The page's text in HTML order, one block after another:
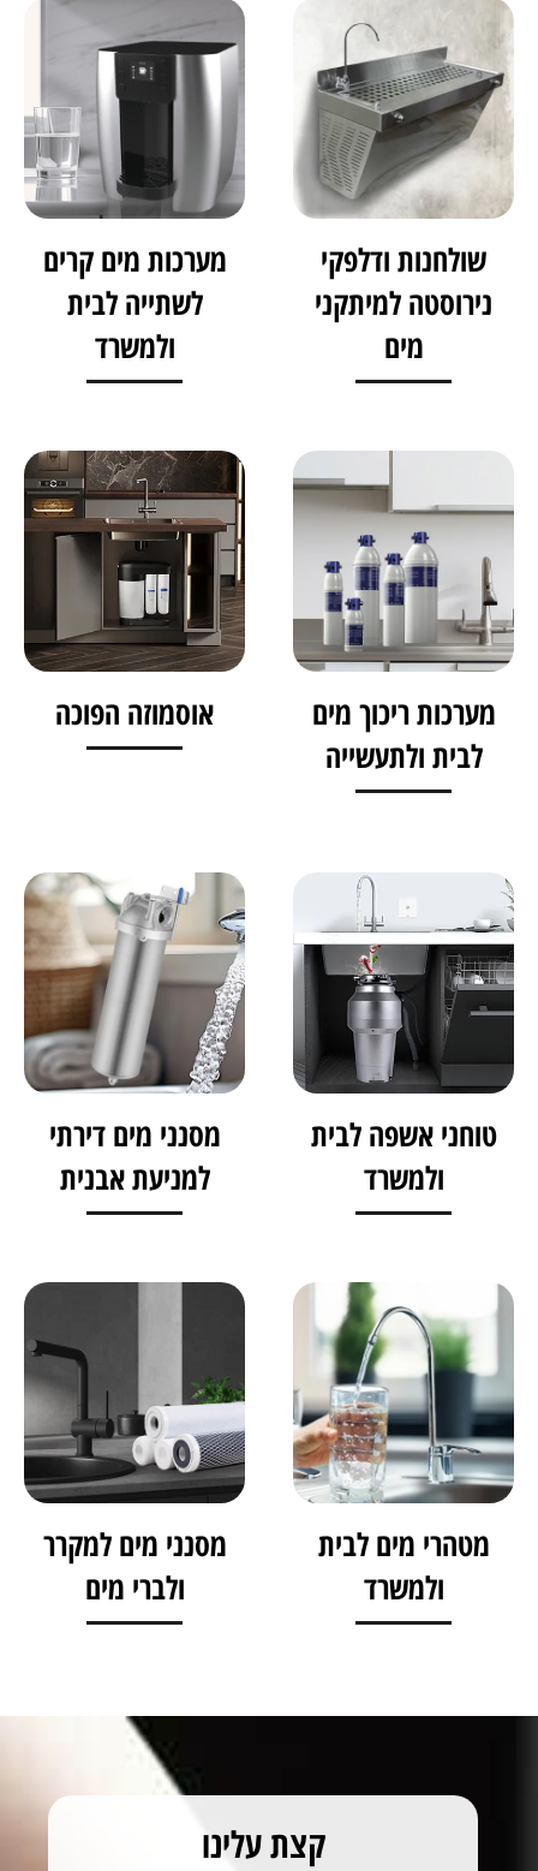
שולחנות ודלפקי
נירוסטה למיתקני
מים
מערכות מים קרים
לשתייה לבית
ולמשרד
מערכות ריכוך מים
לבית ולתעשייה
אוסמוזה הפוכה
טוחני אשפה לבית
ולמשרד
מסנני מים דירתי
למניעת אבנית
מטהרי מים לבית
ולמשרד
מסנני מים למקרר
ולברי מים
קצת עלינו